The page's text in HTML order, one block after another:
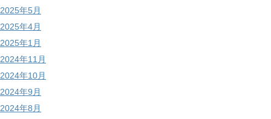
2025年5月
2025年4月
2025年1月
2024年11月
2024年10月
2024年9月
2024年8月